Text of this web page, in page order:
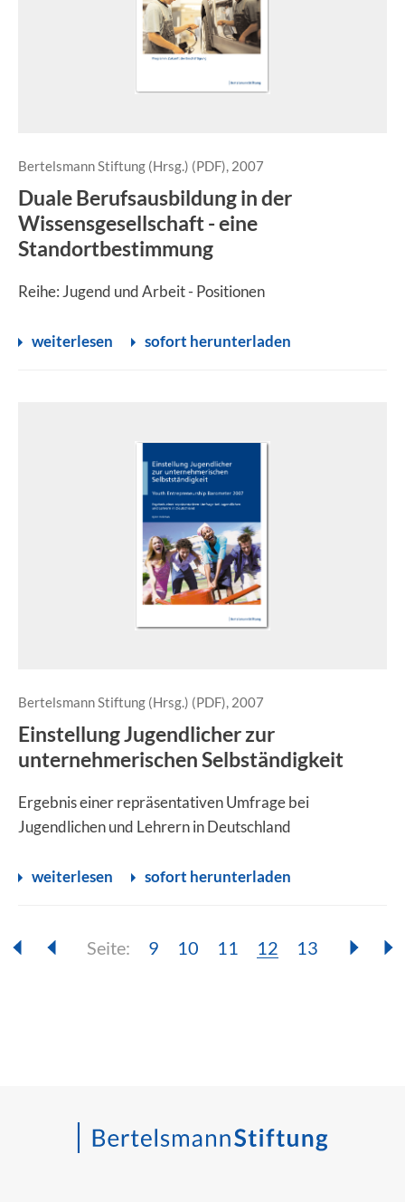
Bertelsmann Stiftung (Hrsg.) (PDF), 2007
Duale Berufsausbildung in der
Wissensgesellschaft - eine
Standortbestimmung
Reihe: Jugend und Arbeit - Positionen
weiterlesen sofort herunterladen
Bertelsmann Stiftung (Hrsg.) (PDF), 2007
Einstellung Jugendlicher zur
unternehmerischen Selbständigkeit
Ergebnis einer repräsentativen Umfrage bei
Jugendlichen und Lehrern in Deutschland
weiterlesen sofort herunterladen
Seite: Seite:
9 Seite:
10 Seite:
11 Seite:
12 Seite:
13